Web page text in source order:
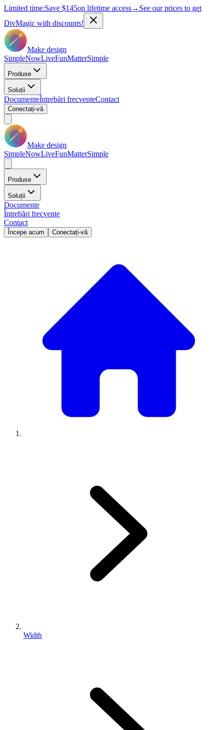
Limited time:Save $145on lifetime access→ See our prices to get
DivMagic with discounts!
Make design
SimpleNowLiveFunMatterSimple
Produse
Soluții
DocumenteÎntrebări frecventeContact
Conectați-vă
Make design
SimpleNowLiveFunMatterSimple
Produse
Soluții
Documente
Întrebări frecvente
Contact
Începe acum Conectați-vă
Width